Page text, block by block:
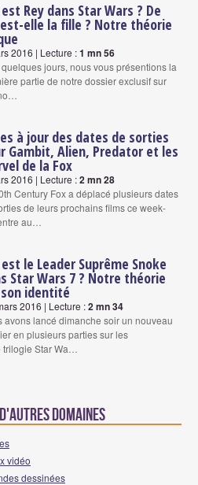
Rey dans Star Wars ? De
elle la fille ? Notre théorie
2016 | Lecture :1 mn 56
quelques jours, nous vous présentions la
partie de notre dossier exclusif sur
à jour des dates de sorties
Gambit, Alien, Predator et les
de la Fox
2016 | Lecture :2 mn 28
Century Fox a déplacé plusieurs dates
de leurs prochains films ce week-
au…
le Leader Suprême Snoke
Star Wars 7 ? Notre théorie
identité
2016 | Lecture :2 mn 34
avons lancé dimanche soir un nouveau
en plusieurs parties sur les
Star Wa…
domaines
vidéo
dessinées